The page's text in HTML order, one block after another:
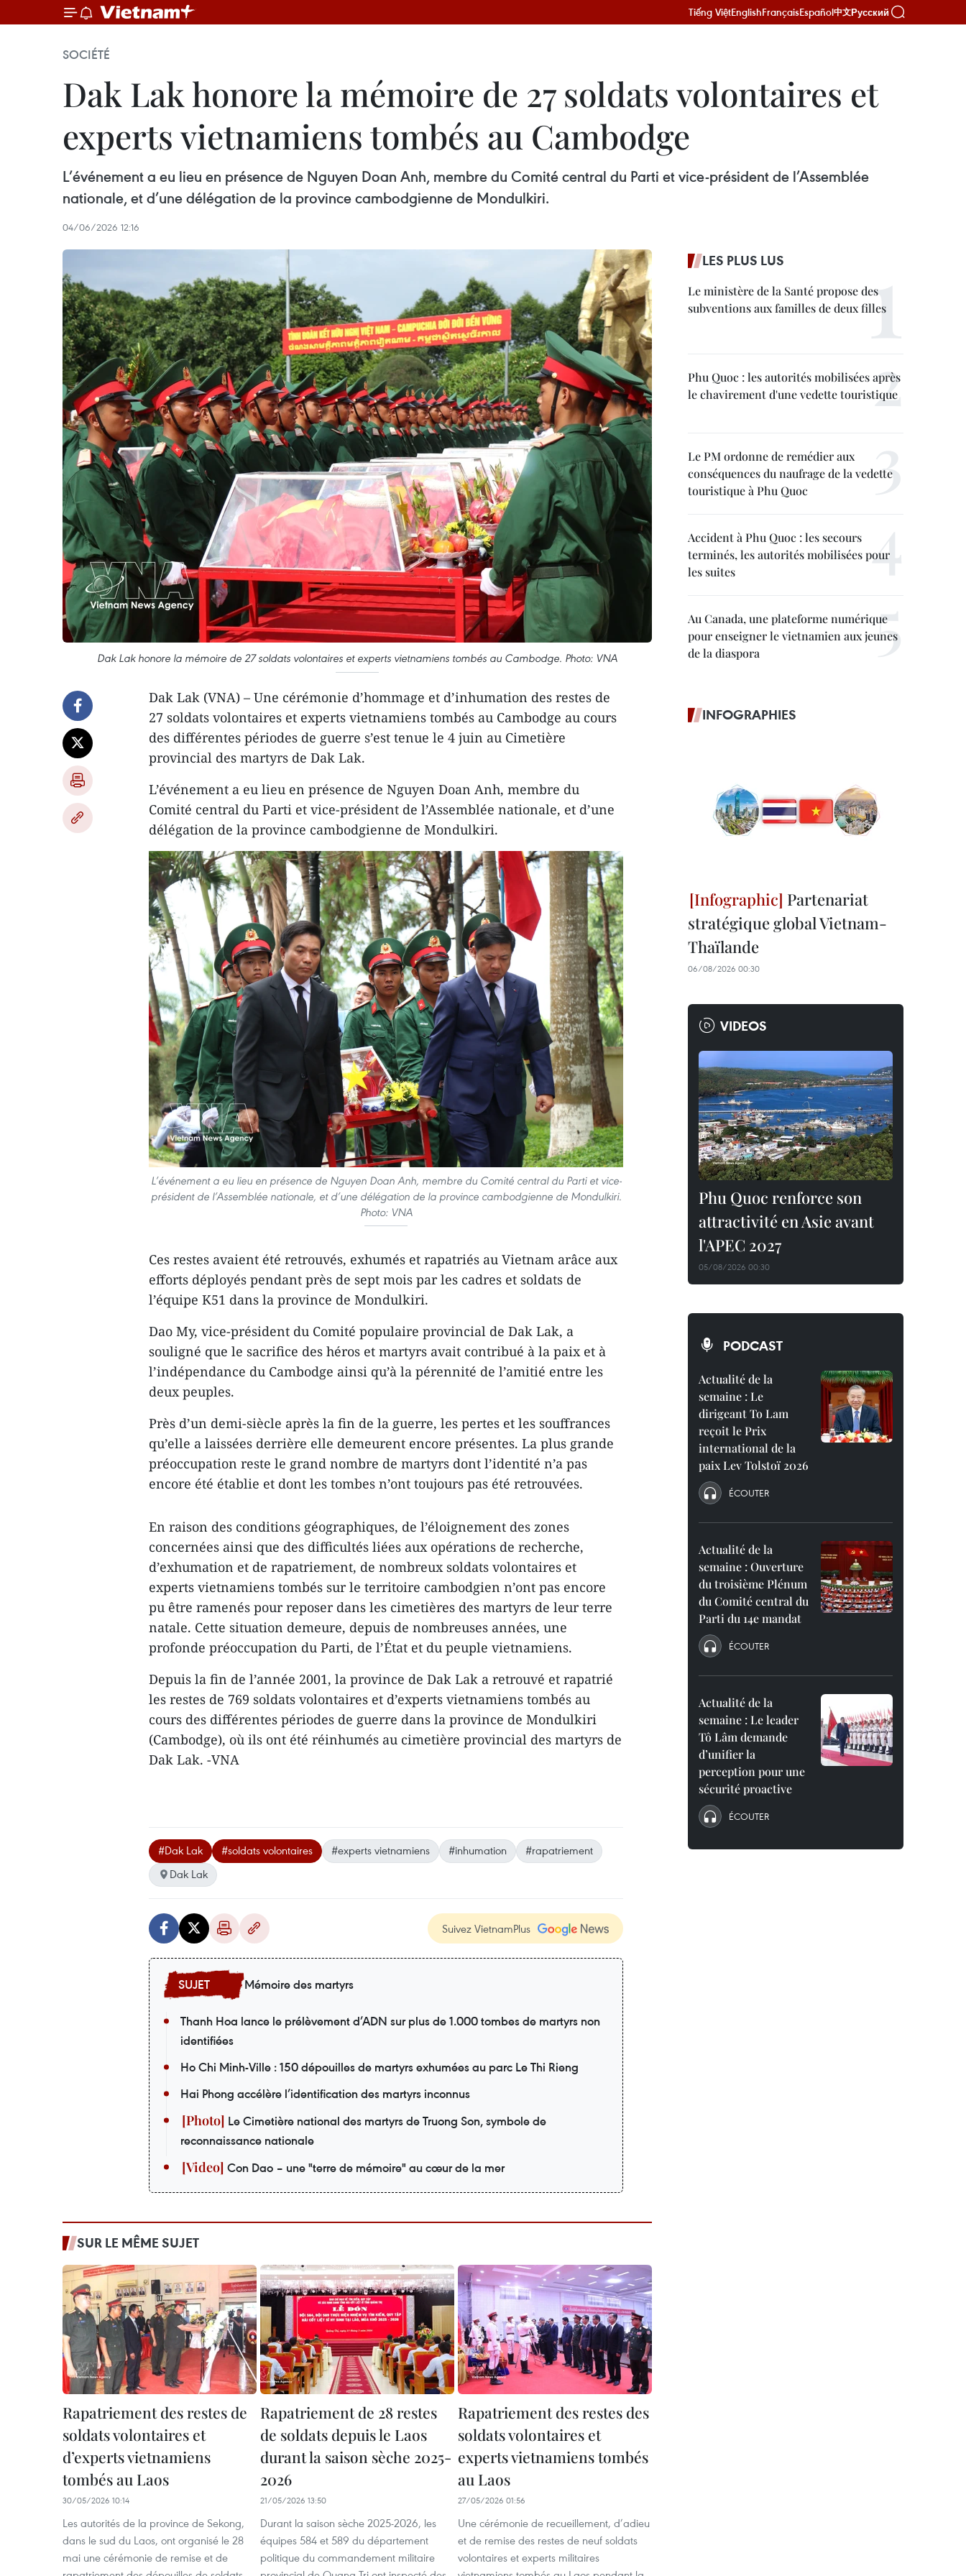
Tiếng ViệtEnglishFrançaisEspañol中文Русский
SOCIÉTÉ
Dak Lak honore la mémoire de 27 soldats volontaires et
experts vietnamiens tombés au Cambodge
L’événement a eu lieu en présence de Nguyen Doan Anh, membre du Comité central du Parti et vice-président de l’Assemblée
nationale, et d’une délégation de la province cambodgienne de Mondulkiri.
04/06/2026 12:16
Dak Lak honore la mémoire de 27 soldats volontaires et experts vietnamiens tombés au Cambodge. Photo: VNA
Dak Lak (VNA) – Une cérémonie d’hommage et d’inhumation des restes de
27 soldats volontaires et experts vietnamiens tombés au Cambodge au cours
des différentes périodes de guerre s’est tenue le 4 juin au Cimetière
provincial des martyrs de Dak Lak.
L’événement a eu lieu en présence de Nguyen Doan Anh, membre du
Comité central du Parti et vice-président de l’Assemblée nationale, et d’une
délégation de la province cambodgienne de Mondulkiri.
L’événement a eu lieu en présence de Nguyen Doan Anh, membre du Comité central du Parti et vice-
président de l’Assemblée nationale, et d’une délégation de la province cambodgienne de Mondulkiri.
Photo: VNA
Ces restes avaient été retrouvés, exhumés et rapatriés au Vietnam arâce aux
efforts déployés pendant près de sept mois par les cadres et soldats de
l’équipe K51 dans la province de Mondulkiri.
Dao My, vice-président du Comité populaire provincial de Dak Lak, a
souligné que le sacrifice des héros et martyrs avait contribué à la paix et à
l’indépendance du Cambodge ainsi qu’à la pérennité de l’amitié entre les
deux peuples.
Près d’un demi-siècle après la fin de la guerre, les pertes et les souffrances
qu’elle a laissées derrière elle demeurent encore présentes. La plus grande
préoccupation reste le grand nombre de martyrs dont l’identité n’a pas
encore été établie et dont les tombes n’ont toujours pas été retrouvées.
En raison des conditions géographiques, de l’éloignement des zones
concernées ainsi que des difficultés liées aux opérations de recherche,
d’exhumation et de rapatriement, de nombreux soldats volontaires et
experts vietnamiens tombés sur le territoire cambodgien n’ont pas encore
pu être ramenés pour reposer dans les cimetières des martyrs de leur terre
natale. Cette situation demeure, depuis de nombreuses années, une
profonde préoccupation du Parti, de l’État et du peuple vietnamiens.
Depuis la fin de l’année 2001, la province de Dak Lak a retrouvé et rapatrié
les restes de 769 soldats volontaires et d’experts vietnamiens tombés au
cours des différentes périodes de guerre dans la province de Mondulkiri
(Cambodge), où ils ont été réinhumés au cimetière provincial des martyrs de
Dak Lak. -VNA
#Dak Lak #soldats volontaires #experts vietnamiens #inhumation
#rapatriement
Dak Lak
Suivez VietnamPlus
Mémoire des martyrs
Thanh Hoa lance le prélèvement d’ADN sur plus de 1.000 tombes de martyrs non
identifiées
Ho Chi Minh-Ville : 150 dépouilles de martyrs exhumées au parc Le Thi Rieng
Hai Phong accélère l’identification des martyrs inconnus
Le Cimetière national des martyrs de Truong Son, symbole de
reconnaissance nationale
Con Dao – une "terre de mémoire" au cœur de la mer
SUR LE MÊME SUJET
Rapatriement des restes de
soldats volontaires et
d’experts vietnamiens
tombés au Laos
30/05/2026 10:14
Les autorités de la province de Sekong,
dans le sud du Laos, ont organisé le 28
mai une cérémonie de remise et de
Rapatriement de 28 restes
de soldats depuis le Laos
durant la saison sèche 2025-
2026
21/05/2026 13:50
Durant la saison sèche 2025-2026, les
équipes 584 et 589 du département
politique du commandement militaire
Rapatriement des restes des
soldats volontaires et
experts vietnamiens tombés
au Laos
27/05/2026 01:56
Une cérémonie de recueillement, d’adieu
et de remise des restes de neuf soldats
volontaires et experts militaires
LES PLUS LUS
Le ministère de la Santé propose des
subventions aux familles de deux filles
Phu Quoc : les autorités mobilisées après
le chavirement d'une vedette touristique
Le PM ordonne de remédier aux
conséquences du naufrage de la vedette
touristique à Phu Quoc
Accident à Phu Quoc : les secours
terminés, les autorités mobilisées pour
les suites
Au Canada, une plateforme numérique
pour enseigner le vietnamien aux jeunes
de la diaspora
INFOGRAPHIES
Partenariat
stratégique global Vietnam-
Thaïlande
06/08/2026 00:30
VIDEOS
Phu Quoc renforce son
attractivité en Asie avant
l'APEC 2027
05/08/2026 00:30
PODCAST
Actualité de la
semaine : Le
dirigeant To Lam
reçoit le Prix
international de la
paix Lev Tolstoï 2026
ÉCOUTER
Actualité de la
semaine : Ouverture
du troisième Plénum
du Comité central du
Parti du 14e mandat
ÉCOUTER
Actualité de la
semaine : Le leader
Tô Lâm demande
d’unifier la
perception pour une
sécurité proactive
ÉCOUTER